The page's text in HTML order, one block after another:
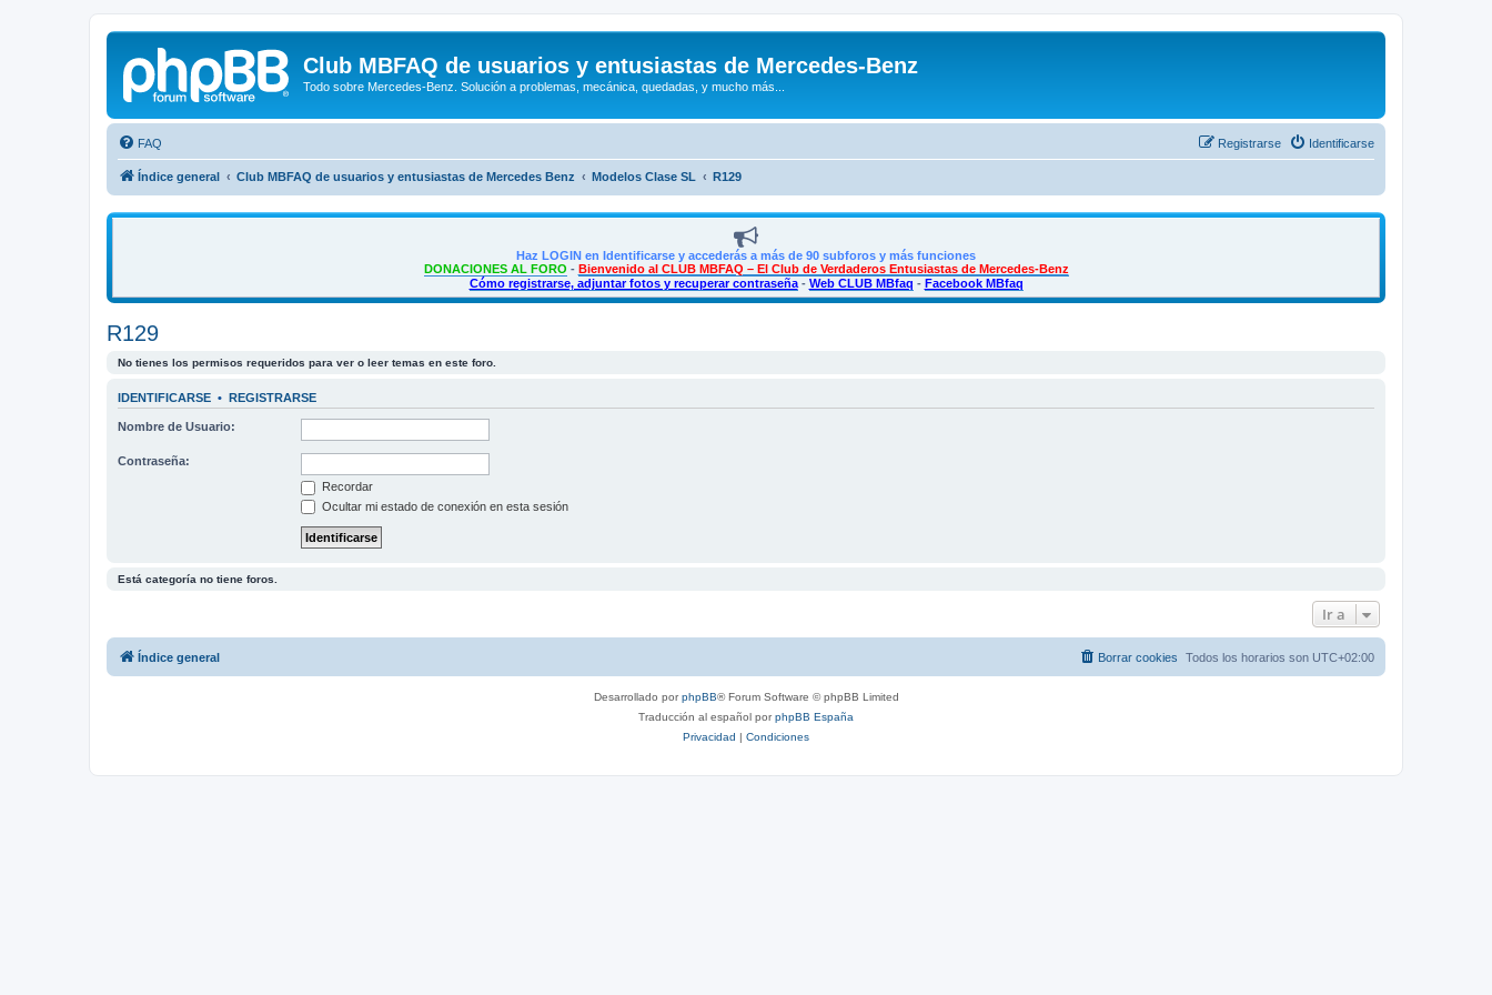
Club MBFAQ de usuarios y entusiastas de Mercedes-Benz
Todo sobre Mercedes-Benz. Solución a problemas, mecánica, quedadas, y mucho más...
FAQ Identificarse
Registrarse
Índice general Club MBFAQ de usuarios y entusiastas de Mercedes Benz Modelos Clase SL R129
Haz LOGIN en Identificarse y accederás a más de 90 subforos y más funciones
DONACIONES AL FORO - Bienvenido al CLUB MBFAQ – El Club de Verdaderos Entusiastas de Mercedes-Benz
Cómo registrarse, adjuntar fotos y recuperar contraseña- Web CLUB MBfaq - Facebook MBfaq
R129
No tienes los permisos requeridos para ver o leer temas en este foro.
IDENTIFICARSE • REGISTRARSE
Nombre de Usuario:
Contraseña:
Recordar
Ocultar mi estado de conexión en esta sesión
Está categoría no tiene foros.
Ir a
Índice general Todos los horarios son UTC+02:00
Borrar cookies
Desarrollado porphpBB® Forum Software © phpBB Limited
Traducción al español porphpBB España
Privacidad | Condiciones